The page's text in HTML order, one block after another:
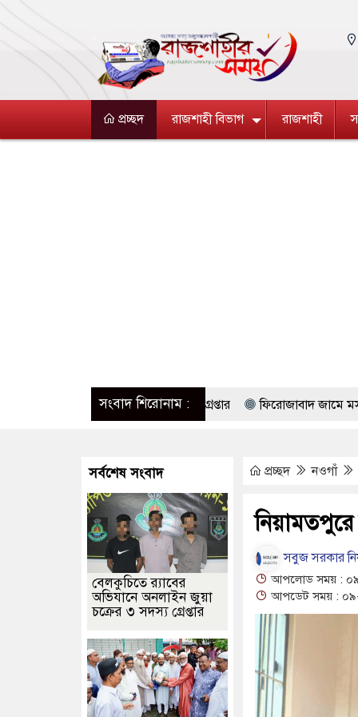
প্রচ্ছদ রাজশাহী বিভাগ রাজশাহী
সংবাদ শিরোনাম :
জুয়া চক্রের ৩ সদস্য গ্রেপ্তার ফিরোজাবাদ জামে মসজিদ ও হাজী
দুই মাদক কারবারী গ্রেপ্তার সাংবাদিক আনসার তালুকদার
নির্যাতন, প্রতিবাদে ছুরিকাঘাতে রক্তাক্ত ওয়ার্কশপ মালিক
স্ত্রী: গোলাম রসুল ও রুমা গ্রেপ্তার, উদ্ধার ৩৮ হাজার ৮২০ টাকা
প্রতারণায় সর্বশান্ত ৪ পরিবার! রাজশাহীতে গাঁজা, ইয়াবা,
নিহত বেড়ে ৯ ৭৩ রানে পিছিয়ে থেকে দ্বিতীয় দিন শেষ করল
ইরান সমর্থিত হুথির নিশানায়, নিহত অন্তত ৩০
নেটওয়ার্কের উদ্যোগে নগরীতে মাসব্যাপী বৃক্ষরোপণ ও চারা বিতরণ
প্রচ্ছদ নওগাঁ
সবুজ সরকার
আপলোড সময় :
আপডেট সময় :
সর্বশেষ সংবাদ
বেলকুচিতে র‌্যাবের
অভিযানে অনলাইন জুয়া
চক্রের ৩ সদস্য গ্রেপ্তার